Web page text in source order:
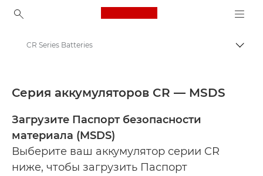
Canon Logo, back to
Safety data sheets
CR Series Batteries
Серия аккумуляторов CR — MSDS
Загрузите Паспорт безопасности
материала (MSDS)
Выберите ваш аккумулятор серии CR
ниже, чтобы загрузить Паспорт